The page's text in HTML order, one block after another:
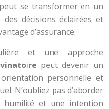
se transformer en un
décisions éclairées et
d’assurance.
et une approche
peut devenir un
personnelle et
N’oubliez pas d’aborder
humilité et une intention